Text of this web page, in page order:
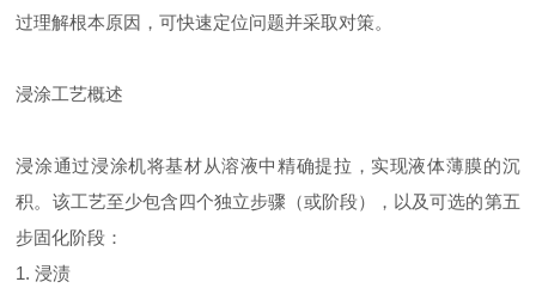
过理解根本原因，可快速定位问题并采取对策。
浸涂工艺概述
浸涂通过浸涂机将基材从溶液中精确提拉，实现液体薄膜的沉
积。该工艺至少包含四个独立步骤（或阶段），以及可选的第五
步固化阶段：
1. 浸渍